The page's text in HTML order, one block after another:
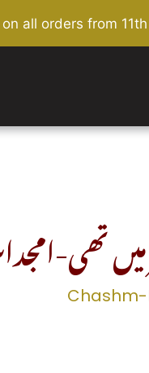
all orders from
تھی-